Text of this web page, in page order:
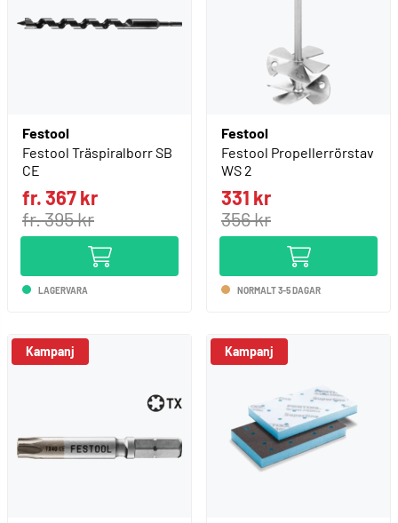
Festool
Festool Träspiralborr SB
CE
fr. 367 kr
fr. 395 kr
LAGERVARA
Festool
Festool Propellerrörstav
WS 2
331 kr
356 kr
NORMALT 3-5 DAGAR
Kampanj Kampanj